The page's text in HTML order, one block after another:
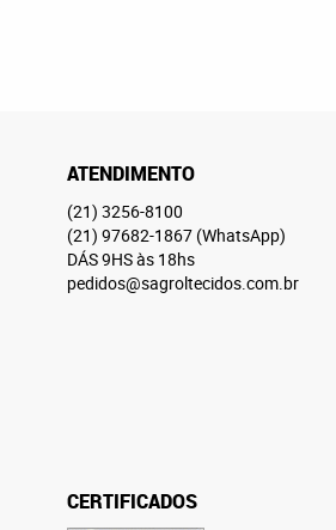
ATENDIMENTO
(21) 3256-8100
(21) 97682-1867 (WhatsApp)
DÁS 9HS às 18hs
pedidos@sagroltecidos.com.br
CERTIFICADOS